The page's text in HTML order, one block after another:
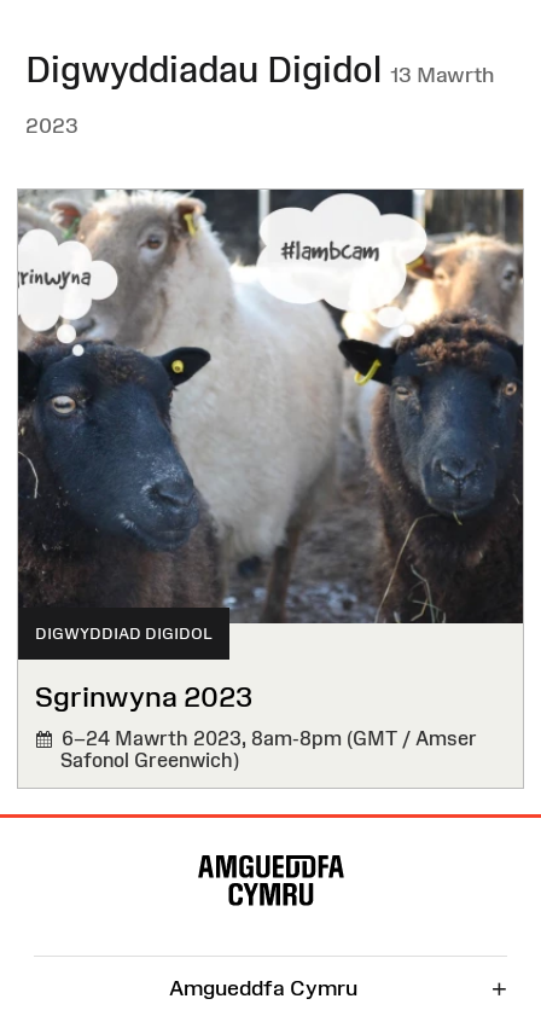
Digwyddiadau Digidol 13 Mawrth
2023
DIGWYDDIAD DIGIDOL
Sgrinwyna 2023
6–24 Mawrth 2023, 8am-8pm (GMT / Amser
Safonol Greenwich)
Amgueddfa Cymru +